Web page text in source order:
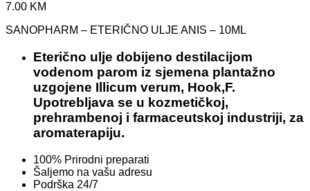
7.00 KM
SANOPHARM – ETERIČNO ULJE ANIS – 10ML
Eterično ulje dobijeno destilacijom
vodenom parom iz sjemena plantažno
uzgojene Illicum verum, Hook,F.
Upotrebljava se u kozmetičkoj,
prehrambenoj i farmaceutskoj industriji, za
aromaterapiju.
100% Prirodni preparati
Šaljemo na vašu adresu
Podrška 24/7